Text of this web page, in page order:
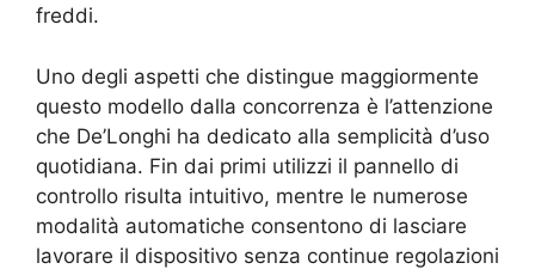
freddi.
Uno degli aspetti che distingue maggiormente
questo modello dalla concorrenza è l’attenzione
che De’Longhi ha dedicato alla semplicità d’uso
quotidiana. Fin dai primi utilizzi il pannello di
controllo risulta intuitivo, mentre le numerose
modalità automatiche consentono di lasciare
lavorare il dispositivo senza continue regolazioni